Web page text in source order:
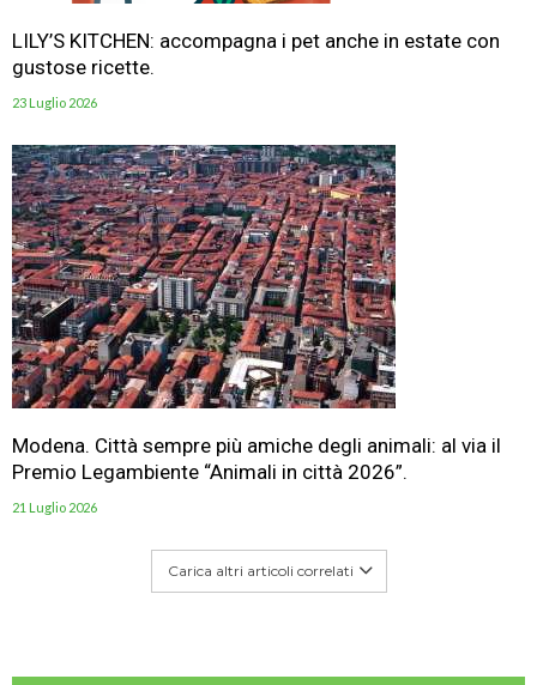
LILY’S KITCHEN: accompagna i pet anche in estate con
gustose ricette.
23 Luglio 2026
Modena. Città sempre più amiche degli animali: al via il
Premio Legambiente “Animali in città 2026”.
21 Luglio 2026
Carica altri articoli correlati